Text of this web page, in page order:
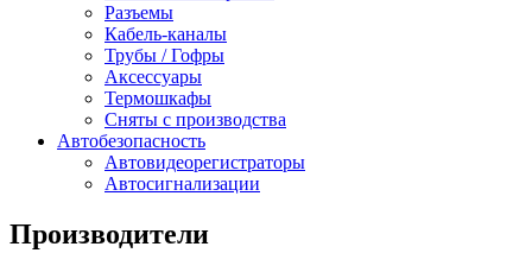
Разъемы
Кабель-каналы
Трубы / Гофры
Аксессуары
Термошкафы
Сняты с производства
Автобезопасность
Автовидеорегистраторы
Автосигнализации
Производители